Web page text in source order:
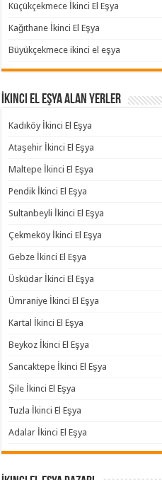
Küçükçekmece İkinci El Eşya
Kağıthane İkinci El Eşya
Büyükçekmece ikinci el eşya
İkinci El Eşya Alan Yerler
Kadıköy İkinci El Eşya
Ataşehir İkinci El Eşya
Maltepe İkinci El Eşya
Pendik İkinci El Eşya
Sultanbeyli İkinci El Eşya
Çekmeköy İkinci El Eşya
Gebze İkinci El Eşya
Üsküdar İkinci El Eşya
Ümraniye İkinci El Eşya
Kartal İkinci El Eşya
Beykoz İkinci El Eşya
Sancaktepe İkinci El Eşya
Şile İkinci El Eşya
Tuzla İkinci El Eşya
Adalar İkinci El Eşya